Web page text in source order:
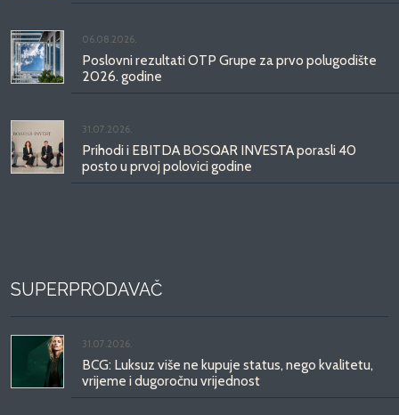
06.08.2026.
Poslovni rezultati OTP Grupe za prvo polugodište
2026. godine
31.07.2026.
Prihodi i EBITDA BOSQAR INVESTA porasli 40
posto u prvoj polovici godine
SUPERPRODAVAČ
31.07.2026.
BCG: Luksuz više ne kupuje status, nego kvalitetu,
vrijeme i dugoročnu vrijednost